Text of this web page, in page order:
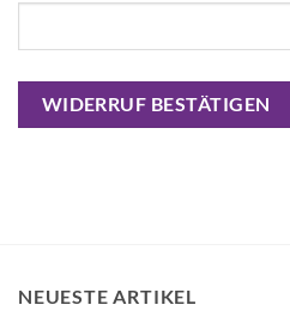
WIDERRUF BESTÄTIGEN
NEUESTE ARTIKEL